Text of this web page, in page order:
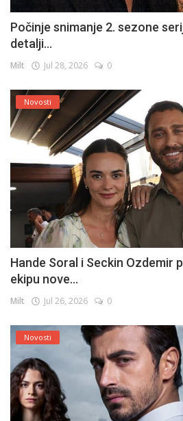
Počinje snimanje 2. sezone
detalji...
Milt Jul 28, 2026 0
Novosti
Hande Soral i Seckin Ozdemir
ekipu nove...
Milt Jul 26, 2026 0
Novosti